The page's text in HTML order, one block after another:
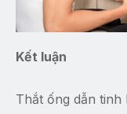
Kết luận
Thắt ống dẫn